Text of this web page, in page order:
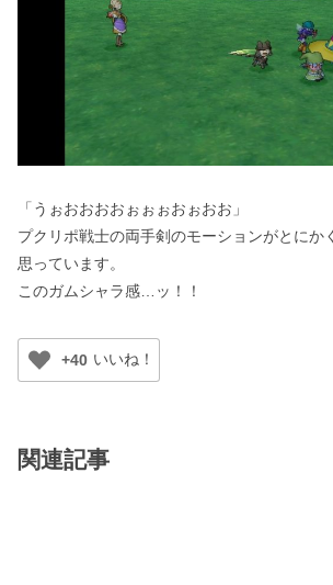
「うぉおおおおぉぉぉおぉおお」
プクリポ戦士の両手剣のモーションがとにか
思っています。
このガムシャラ感…ッ！！
+40
関連記事